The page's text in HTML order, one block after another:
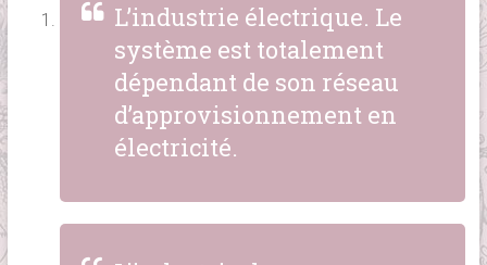
L’industrie électrique. Le
système est totalement
dépendant de son réseau
d’approvisionnement en
électricité.